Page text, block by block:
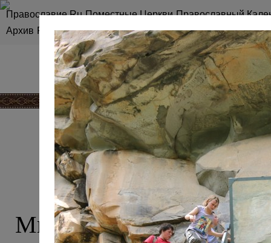
Православие.Ru Поместные Церкви Православный
Архив RSS Карта сайта
КАВКАЗ, О
Мы привыкли